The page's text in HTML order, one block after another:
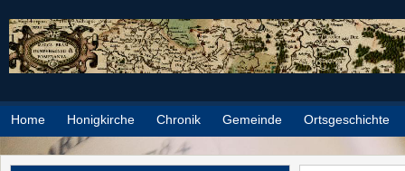
Home Honigkirche Chronik Gemeinde Ortsgeschichte